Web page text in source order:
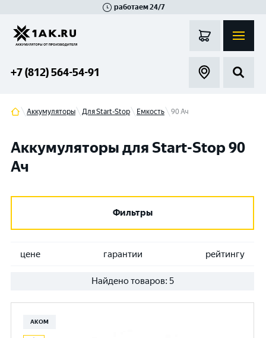
работаем 24/7
+7 (812) 564-54-91
Аккумуляторы Для Start-Stop Емкость 90 Ач
Аккумуляторы для Start-Stop 90
Ач
Фильтры
цене гарантии рейтингу
Найдено товаров: 5
АКОМ
Гатчина